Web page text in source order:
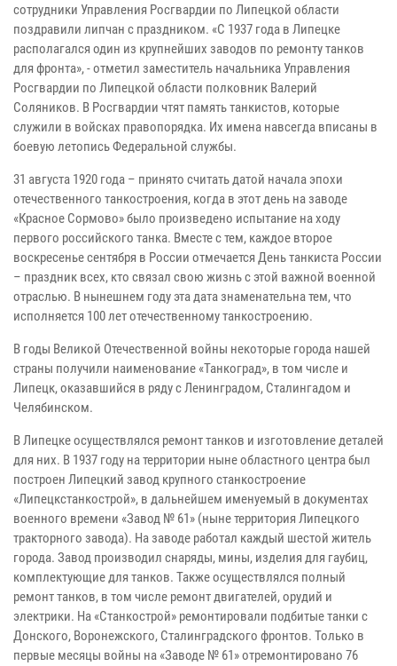
сотрудники Управления Росгвардии по Липецкой области
поздравили липчан с праздником. «С 1937 года в Липецке
располагался один из крупнейших заводов по ремонту танков
для фронта», - отметил заместитель начальника Управления
Росгвардии по Липецкой области полковник Валерий
Соляников. В Росгвардии чтят память танкистов, которые
служили в войсках правопорядка. Их имена навсегда вписаны в
боевую летопись Федеральной службы.
31 августа 1920 года – принято считать датой начала эпохи
отечественного танкостроения, когда в этот день на заводе
«Красное Сормово» было произведено испытание на ходу
первого российского танка. Вместе с тем, каждое второе
воскресенье сентября в России отмечается День танкиста России
– праздник всех, кто связал свою жизнь с этой важной военной
отраслью. В нынешнем году эта дата знаменательна тем, что
исполняется 100 лет отечественному танкостроению.
В годы Великой Отечественной войны некоторые города нашей
страны получили наименование «Танкоград», в том числе и
Липецк, оказавшийся в ряду с Ленинградом, Сталингадом и
Челябинском.
В Липецке осуществлялся ремонт танков и изготовление деталей
для них. В 1937 году на территории ныне областного центра был
построен Липецкий завод крупного станкостроение
«Липецкстанкострой», в дальнейшем именуемый в документах
военного времени «Завод № 61» (ныне территория Липецкого
тракторного завода). На заводе работал каждый шестой житель
города. Завод производил снаряды, мины, изделия для гаубиц,
комплектующие для танков. Также осуществлялся полный
ремонт танков, в том числе ремонт двигателей, орудий и
электрики. На «Станкострой» ремонтировали подбитые танки с
Донского, Воронежского, Сталинградского фронтов. Только в
первые месяцы войны на «Заводе № 61» отремонтировано 76